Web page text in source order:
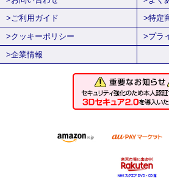
>ご利用ガイド
>特定
>クッキーポリシー
>プラ
>企業情報